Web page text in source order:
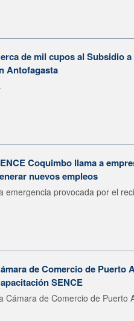
de mil cupos al Subsidio
Antofagasta
Coquimbo llama a
nuevos empleos
emergencia provocada por el
de Comercio de Puerto
SENCE
Cámara de Comercio de Puerto